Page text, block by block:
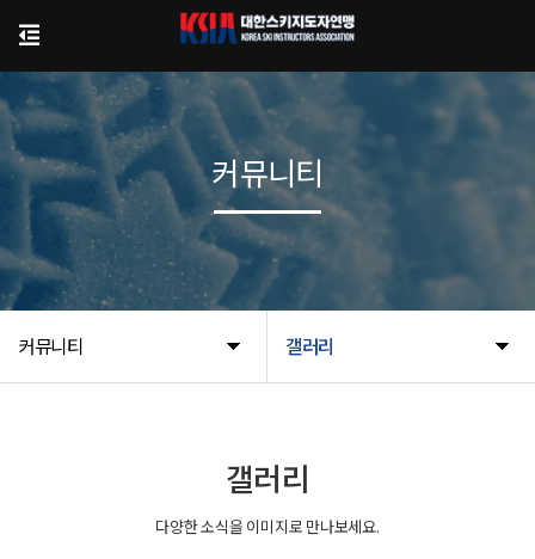
커뮤니티 갤러리
커뮤니티
갤러리
다양한 소식을 이미지로 만나보세요.